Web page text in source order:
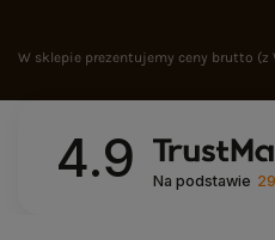
W sklepie prezentujemy ceny brutto (z
4.9 Na podstawie